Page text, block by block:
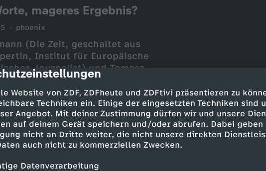
Website von ZDF, ZDFheute und ZDFtivi präsentieren zu
Techniken ein. Einige der eingesetzten Techniken sind
Angebot. Mit deiner Zustimmung dürfen wir und unsere
auf deinem Gerät speichern und/oder abrufen. Dabei geben
nicht an Dritte weiter, die nicht unsere direkten
auch nicht zu kommerziellen Zwecken.
Datenverarbeitung
mageres Ergebnis?
phoenix
(Die Zeit, geschaltet aus
Institut für Europäische
Journalist) und Tomasz